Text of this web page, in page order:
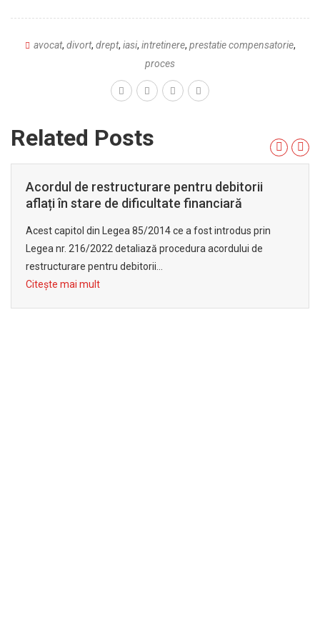
avocat, divort, drept, iasi, intretinere, prestatie compensatorie,
proces
Related Posts
Acordul de restructurare pentru debitorii
aflați în stare de dificultate financiară
Acest capitol din Legea 85/2014 ce a fost introdus prin
Legea nr. 216/2022 detaliază procedura acordului de
restructurare pentru debitorii...
Citește mai mult